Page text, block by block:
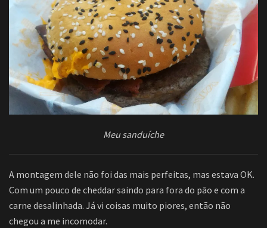
Meu sanduíche
A montagem dele não foi das mais perfeitas, mas estava OK.
Com um pouco de cheddar saindo para fora do pão e com a
carne desalinhada. Já vi coisas muito piores, então não
chegou a me incomodar.